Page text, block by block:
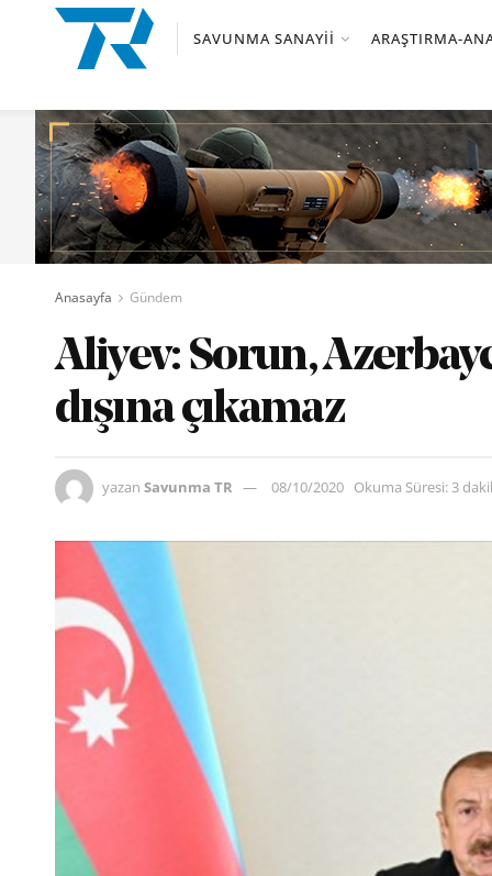
SAVUNMA SANAYII ARAŞTIRMA-
Anasayfa Gündem
Aliyev: Sorun,
dışına çıkamaz
yazan Savunma TR 08/10/2020 Okuma Süresi: 3